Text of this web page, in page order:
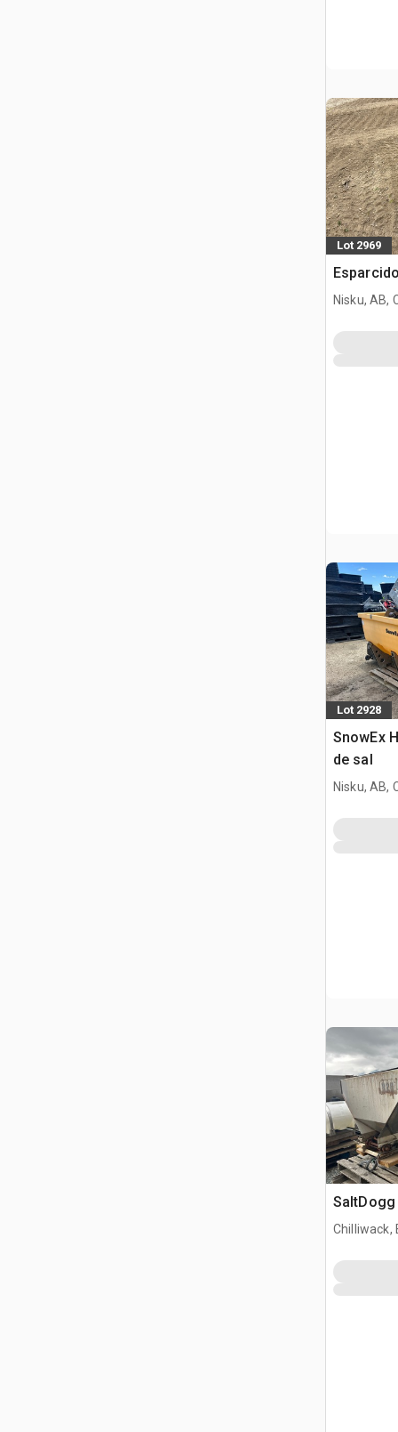
Lot 2969
Nisku, AB,
Lot 2928
SnowEx
de sal
Nisku, AB,
Chilliwack,